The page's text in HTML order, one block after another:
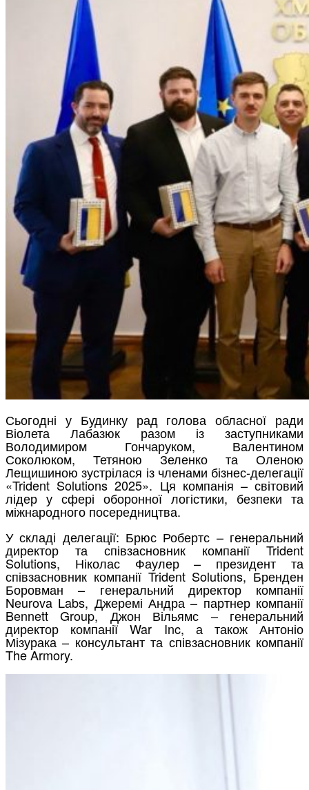
Сьогодні у Будинку рад голова обласної ради
Віолета Лабазюк разом із заступниками
Володимиром Гончаруком, Валентином
Соколюком, Тетяною Зеленко та Оленою
Лещишиною зустрілася із членами бізнес-делегації
«Trident Solutions 2025». Ця компанія – світовий
лідер у сфері оборонної логістики, безпеки та
міжнародного посередництва.
У складі делегації: Брюс Робертс – генеральний
директор та співзасновник компанії Trident
Solutions, Ніколас Фаулер – президент та
співзасновник компанії Trident Solutions, Бренден
Боровман – генеральний директор компанії
Neurova Labs, Джеремі Андра – партнер компанії
Bennett Group, Джон Вільямс – генеральний
директор компанії War Inc, а також Антоніо
Мізурака – консультант та співзасновник компанії
The Armory.